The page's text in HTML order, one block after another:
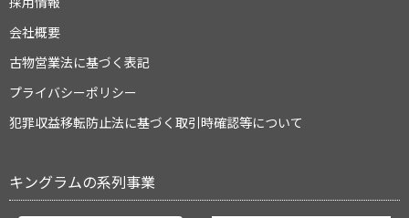
会社概要
古物営業法に基づく表記
プライバシーポリシー
犯罪収益移転防止法に基づく取引時確認等について
キングラムの系列事業